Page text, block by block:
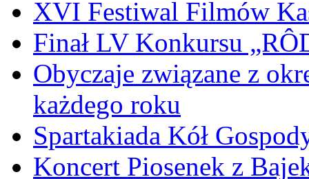
XVI Festiwal Filmów
Finał LV Konkursu
Obyczaje związane z
każdego roku
Spartakiada Kół
Koncert Piosenek z